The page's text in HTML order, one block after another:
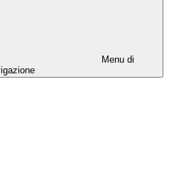
Menu di